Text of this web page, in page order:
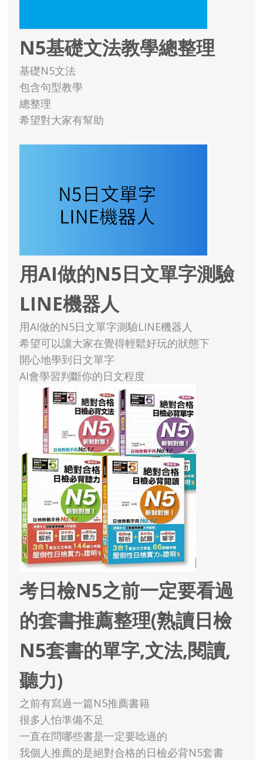
N5基礎文法教學總整理
基礎N5文法
包含句型教學
總整理
希望對大家有幫助
用AI做的N5日文單字測驗
LINE機器人
用AI做的N5日文單字測驗LINE機器人
希望可以讓大家在覺得輕鬆好玩的狀態下
開心地學到日文單字
AI會學習判斷你的日文程度
考日檢N5之前一定要看過
的套書推薦整理(熟讀日檢
N5套書的單字,文法,閱讀,
聽力)
之前有寫過一篇N5推薦書籍
很多人怕準備不足
一直在問哪些書是一定要唸過的
我個人推薦的是絕對合格的日檢必背N5套書